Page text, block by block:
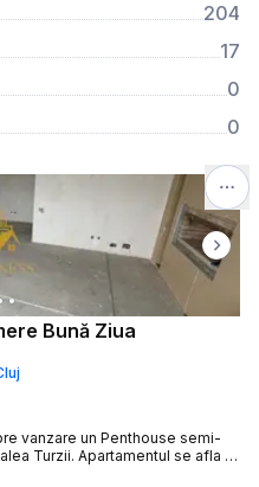
204
17
0
0
Next
Bună Ziua
vanzare un Penthouse semi-
Turzii. Apartamentul se afla la